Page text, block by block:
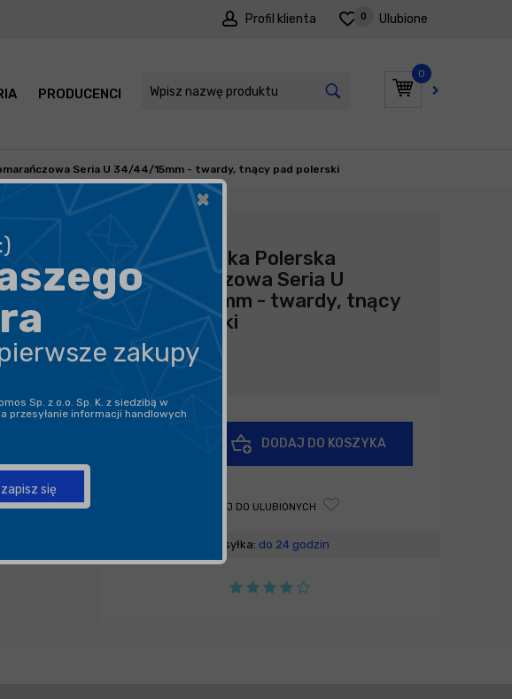
Profil klienta Ulubione
0
0
PRODUCENCI PROMOCJE
Seria U 34/44/15mm - twardy, tnący pad polerski
Producent: Honey
Honey Gabka Polerska
Pomarańczowa Seria U
34/44/15mm - twardy, tnący
pad polerski
21,00
DODAJ DO KOSZYKA
DODAJ DO ULUBIONYCH
Wysyłka: do 24 godzin
×
zakupy
Sp. z o.o. Sp. K. z siedzibą w
przesyłanie informacji handlowych
zapisz się